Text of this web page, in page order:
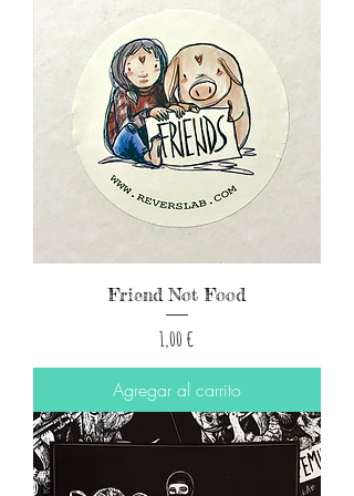
Friend Not Food
Precio
1,00 €
Agregar al carrito